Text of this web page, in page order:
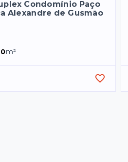
Condomínio Paço
Alexandre de Gusmão
m²